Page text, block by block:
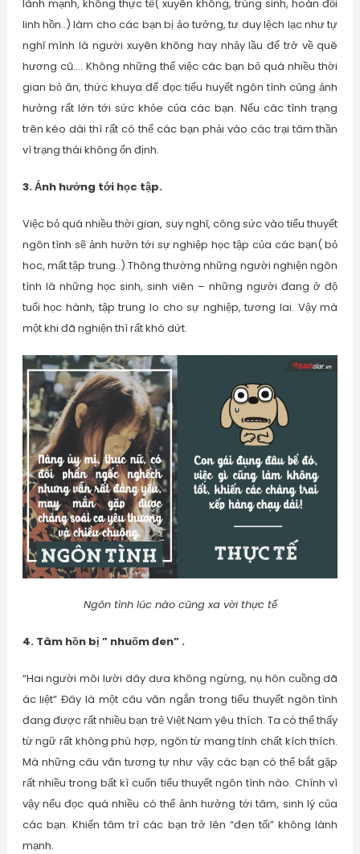
lành mạnh, không thực tế( xuyên không, trùng sinh, hoán đổi
linh hồn..) làm cho các bạn bị ảo tưởng, tư duy lệch lạc như tự
nghĩ mình là người xuyên không hay nhảy lầu để trở về quê
hương cũ…. Không những thế việc các bạn bỏ quá nhiều thời
gian bỏ ăn, thức khuya để đọc tiểu huyết ngôn tình cũng ảnh
hưởng rất lớn tới sức khỏe của các bạn. Nếu các tình trạng
trên kéo dài thì rất có thể các bạn phải vào các trại tâm thần
vì trạng thái không ổn định.
3. Ảnh hưởng tới học tập.
Việc bỏ quá nhiều thời gian, suy nghĩ, công sức vào tiểu thuyết
ngôn tình sẽ ảnh hưởn tới sự nghiệp học tập của các bạn( bỏ
hoc, mất tập trung..).Thông thường những người nghiện ngôn
tình là những học sinh, sinh viên – những người đang ở độ
tuổi học hành, tập trung lo cho sự nghiệp, tương lai. Vậy mà
một khi đã nghiện thì rất khó dứt.
Ngôn tình lúc nào cũng xa vời thực tế
4. Tâm hồn bị ” nhuốm đen” .
“Hai người môi lười dây dưa không ngừng, nụ hôn cuồng dã
ác liệt” Đây là một câu văn ngắn trong tiểu thuyết ngôn tình
đang được rất nhiều bạn trẻ Việt Nam yêu thích. Ta có thể thấy
từ ngữ rất không phù hợp, ngôn từ mang tính chất kích thích.
Mà những câu văn tương tự như vậy các bạn có thể bắt gặp
rất nhiều trong bất kì cuốn tiểu thuyết ngôn tình nào. Chính vì
vậy nếu đọc quá nhiều có thể ảnh hưởng tới tâm, sinh lý của
các bạn. Khiến tâm trí các bạn trở lên “đen tối” không lành
mạnh.